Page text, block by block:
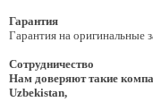
Гарантия
Гарантия на оригинальные
Сотрудничество
Нам доверяют такие
Uzbekistan,